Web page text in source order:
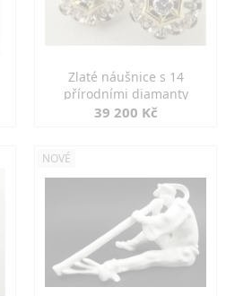
Zlaté náušnice s 14
přírodními diamanty
39 200 Kč
NOVÉ